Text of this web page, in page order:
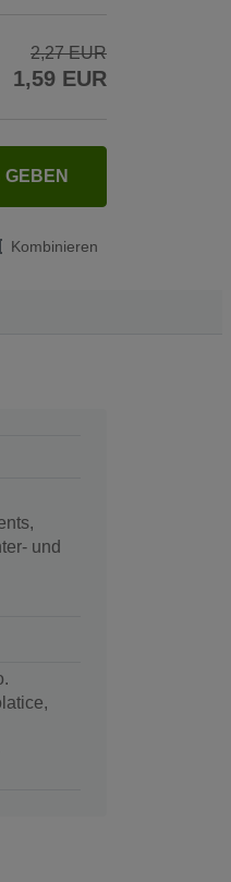
2,27 EUR
1,59 EUR
GEBEN
Kombinieren
und